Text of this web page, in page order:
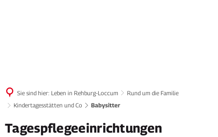
Sie sind hier: Leben in Rehburg-Loccum
Rund um die Familie
Kindertagesstätten und Co
Babysitter
Babysitter
Tagespflegeeinrichtungen